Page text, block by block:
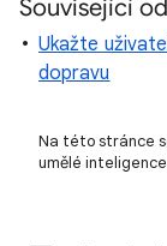
Související
Ukažte
dopravu
Na této stránce
umělé